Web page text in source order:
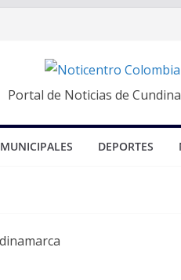
Portal de Noticias de
MUNICIPALES DEPORTES